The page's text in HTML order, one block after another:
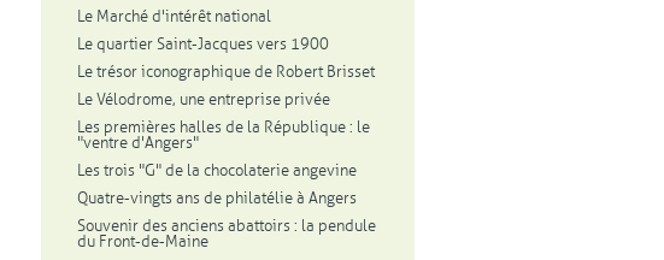
Le Marché d'intérêt national
Le quartier Saint-Jacques vers 1900
Le trésor iconographique de Robert Brisset
Le Vélodrome, une entreprise privée
Les premières halles de la République : le
"ventre d'Angers"
Les trois "G" de la chocolaterie angevine
Quatre-vingts ans de philatélie à Angers
Souvenir des anciens abattoirs : la pendule
du Front-de-Maine